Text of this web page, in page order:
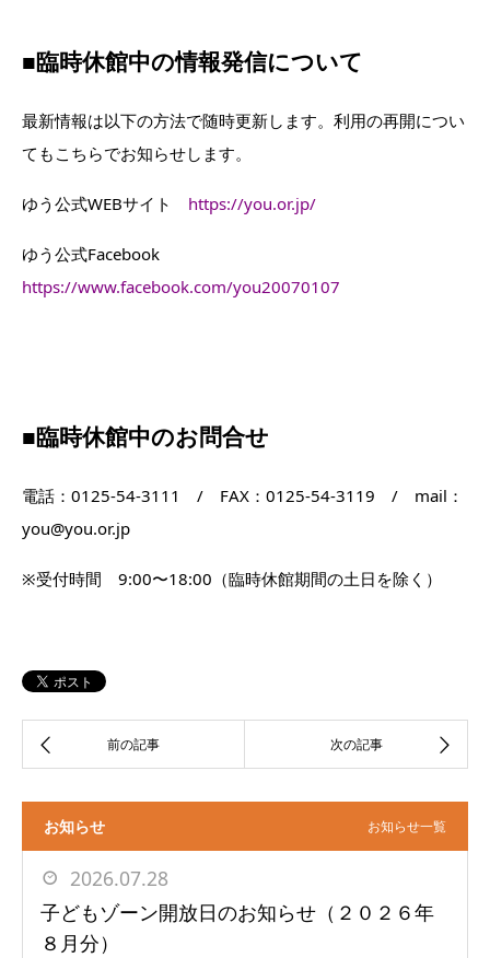
■臨時休館中の情報発信について
最新情報は以下の方法で随時更新します。利用の再開につい
てもこちらでお知らせします。
ゆう公式WEBサイト https://you.or.jp/
ゆう公式Facebook
https://www.facebook.com/you20070107
■臨時休館中のお問合せ
電話：0125-54-3111 / FAX：0125-54-3119 / mail：
you@you.or.jp
※受付時間 9:00〜18:00（臨時休館期間の土日を除く）
お知らせ お知らせ一覧
2026.07.28
子どもゾーン開放日のお知らせ（２０２６年
８月分）